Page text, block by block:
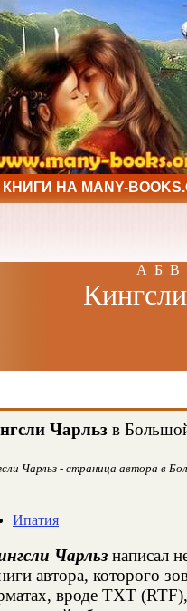
НА MANY-
А Б В
Чарльзв Большой
Чарльз - страница автора в
Ипатия
Чарльз написал
автора, которого
вроде TXT